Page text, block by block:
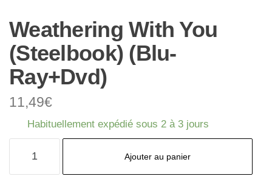
Weathering With You
(Steelbook) (Blu-
Ray+Dvd)
11,49€
Habituellement expédié sous 2 à 3 jours
Ajouter au panier